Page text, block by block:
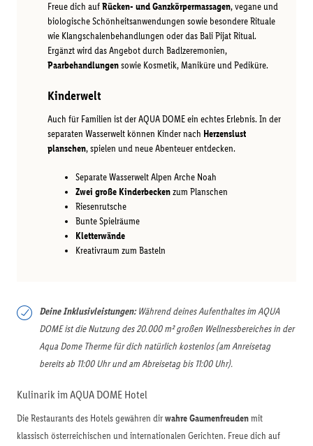
Freue dich aufRücken- und Ganzkörpermassagen, vegane und
biologische Schönheitsanwendungen sowie besondere Rituale
wie Klangschalenbehandlungen oder das Bali Pijat Ritual.
Ergänzt wird das Angebot durch Badlzeremonien,
Paarbehandlungensowie Kosmetik, Maniküre und Pediküre.
Kinderwelt
Auch für Familien ist der AQUA DOME ein echtes Erlebnis. In der
separaten Wasserwelt können Kinder nach Herzenslust
planschen, spielen und neue Abenteuer entdecken.
Separate Wasserwelt Alpen Arche Noah
Zwei große Kinderbeckenzum Planschen
Riesenrutsche
Bunte Spielräume
Kletterwände
Kreativraum zum Basteln
Deine Inklusivleistungen:Während deines Aufenthaltes im AQUA
DOME ist die Nutzung des 20.000 m² großen Wellnessbereiches in der
Aqua Dome Therme für dich natürlich kostenlos (am Anreisetag
bereits ab 11:00 Uhr und am Abreisetag bis 11:00 Uhr).
Kulinarik im AQUA DOME Hotel
Die Restaurants des Hotels gewähren dirwahre Gaumenfreudenmit
klassisch österreichischen und internationalen Gerichten. Freue dich auf